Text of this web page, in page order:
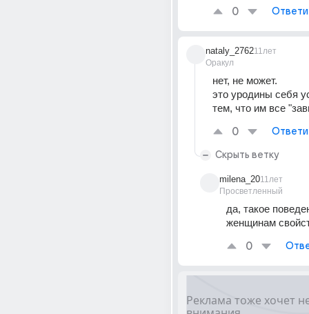
0
nataly_2762
Оракул
11лет
нет, не может.
это уродины себя
тем, что им все
0
Скрыть ветку
milena_20
Просветленный
11лет
да, такое
женщинам
0